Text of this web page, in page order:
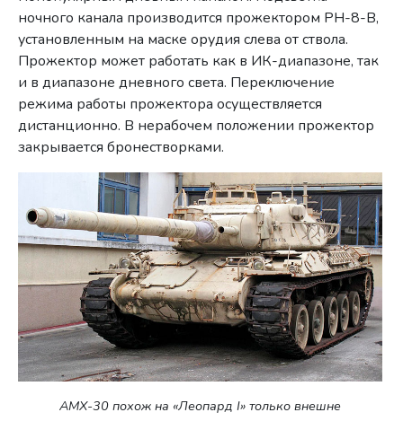
ночного канала производится прожектором РН-8-В,
установленным на маске орудия слева от ствола.
Прожектор может работать как в ИК-диапазоне, так
и в диапазоне дневного света. Переключение
режима работы прожектора осуществляется
дистанционно. В нерабочем положении прожектор
закрывается бронестворками.
АМХ-30 похож на «Леопард I» только внешне